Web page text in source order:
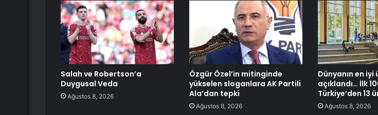
Salah ve Robertson’a
Duygusal Veda
Ağustos 8, 2026
Özgür Özel’in mitinginde
yükselen sloganlara AK Partili
Ala’dan tepki
Ağustos 8, 2026
Dünyanın en
açıklandı… İlk
Türkiye’den 13
Ağustos 8, 2026